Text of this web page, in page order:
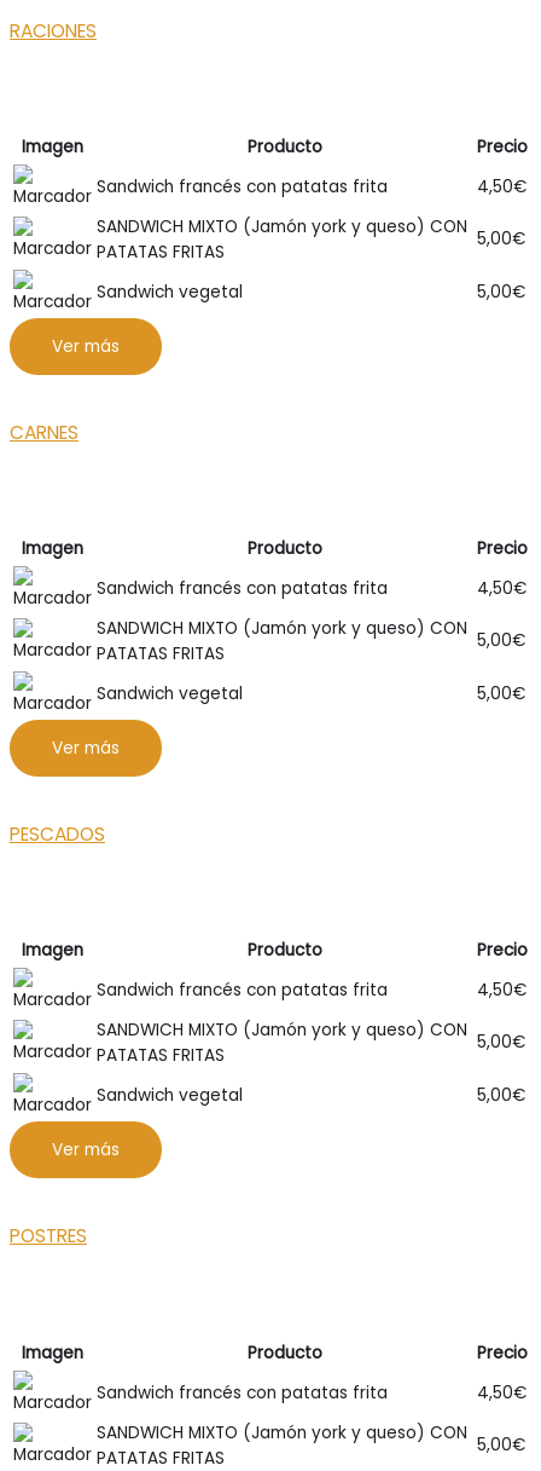
RACIONES
Imagen Producto
Precio
Sandwich francés con patatas frita
4,50€
SANDWICH MIXTO (Jamón york y queso) CON
PATATAS FRITAS
5,00€
Sandwich vegetal 5,00€
Ver más
CARNES
Imagen Producto
Precio
Sandwich francés con patatas frita
4,50€
SANDWICH MIXTO (Jamón york y queso) CON
PATATAS FRITAS
5,00€
Sandwich vegetal 5,00€
Ver más
PESCADOS
Imagen Producto
Precio
Sandwich francés con patatas frita
4,50€
SANDWICH MIXTO (Jamón york y queso) CON
PATATAS FRITAS
5,00€
Sandwich vegetal 5,00€
Ver más
POSTRES
Imagen Producto
Precio
Sandwich francés con patatas frita
4,50€
SANDWICH MIXTO (Jamón york y queso) CON
PATATAS FRITAS
5,00€